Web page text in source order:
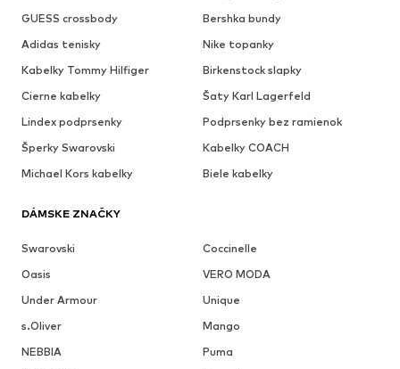
GUESS crossbody
Bershka bundy
Adidas tenisky
Nike topanky
Kabelky Tommy Hilfiger
Birkenstock slapky
Cierne kabelky
Šaty Karl Lagerfeld
Lindex podprsenky
Podprsenky bez ramienok
Šperky Swarovski
Kabelky COACH
Michael Kors kabelky
Biele kabelky
DÁMSKE ZNAČKY
Swarovski
Coccinelle
Oasis
VERO MODA
Under Armour
Unique
s.Oliver
Mango
NEBBIA
Puma